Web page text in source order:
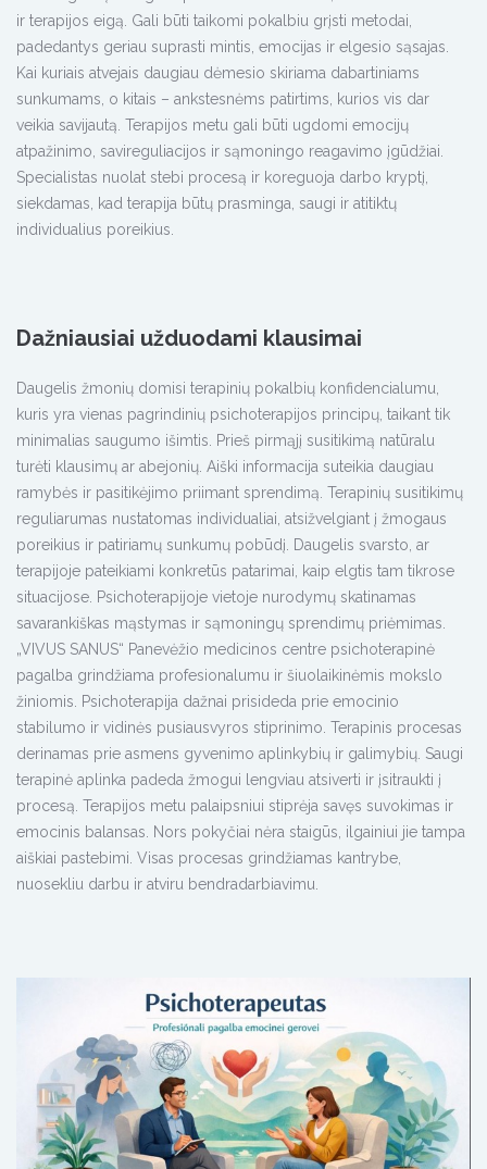
ir terapijos eigą. Gali būti taikomi pokalbiu grįsti metodai,
padedantys geriau suprasti mintis, emocijas ir elgesio sąsajas.
Kai kuriais atvejais daugiau dėmesio skiriama dabartiniams
sunkumams, o kitais – ankstesnėms patirtims, kurios vis dar
veikia savijautą. Terapijos metu gali būti ugdomi emocijų
atpažinimo, savireguliacijos ir sąmoningo reagavimo įgūdžiai.
Specialistas nuolat stebi procesą ir koreguoja darbo kryptį,
siekdamas, kad terapija būtų prasminga, saugi ir atitiktų
individualius poreikius.
Dažniausiai užduodami klausimai
Daugelis žmonių domisi terapinių pokalbių konfidencialumu,
kuris yra vienas pagrindinių psichoterapijos principų, taikant tik
minimalias saugumo išimtis. Prieš pirmąjį susitikimą natūralu
turėti klausimų ar abejonių. Aiški informacija suteikia daugiau
ramybės ir pasitikėjimo priimant sprendimą. Terapinių susitikimų
reguliarumas nustatomas individualiai, atsižvelgiant į žmogaus
poreikius ir patiriamų sunkumų pobūdį. Daugelis svarsto, ar
terapijoje pateikiami konkretūs patarimai, kaip elgtis tam tikrose
situacijose. Psichoterapijoje vietoje nurodymų skatinamas
savarankiškas mąstymas ir sąmoningų sprendimų priėmimas.
„VIVUS SANUS“ Panevėžio medicinos centre psichoterapinė
pagalba grindžiama profesionalumu ir šiuolaikinėmis mokslo
žiniomis. Psichoterapija dažnai prisideda prie emocinio
stabilumo ir vidinės pusiausvyros stiprinimo. Terapinis procesas
derinamas prie asmens gyvenimo aplinkybių ir galimybių. Saugi
terapinė aplinka padeda žmogui lengviau atsiverti ir įsitraukti į
procesą. Terapijos metu palaipsniui stiprėja savęs suvokimas ir
emocinis balansas. Nors pokyčiai nėra staigūs, ilgainiui jie tampa
aiškiai pastebimi. Visas procesas grindžiamas kantrybe,
nuosekliu darbu ir atviru bendradarbiavimu.